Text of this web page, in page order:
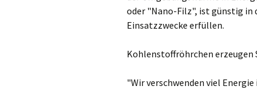
oder "Nano-Filz", ist günstig in
Einsatzzwecke erfüllen.
Kohlenstoffröhrchen erzeugen
"Wir verschwenden viel